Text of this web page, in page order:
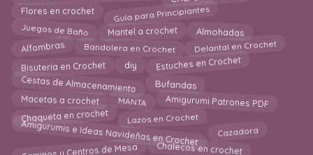
Flores en crochet Guía para Principiantes
Juegos de Baño Mantel a crochet Almohadas
Alfombras Bandolera en Crochet Delantal en Crochet
Bisutería en Crochet diy Estuches en Crochet
Cestas de Almacenamiento Bufandas
Macetas a crochet MANTA Amigurumi Patrones PDF
Chaqueta en crochet Lazos en Crochet
Amigurumis e Ideas Navideñas en Crochet Cazadora
Caminos y Centros de Mesa Chalecos en crochet